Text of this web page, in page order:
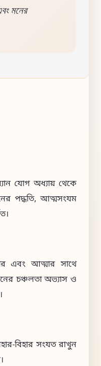
মনের
যোগ অধ্যায় থেকে
পদ্ধতি, আত্মসংযম
এবং আত্মার সাথে
চঞ্চলতা অভ্যাস ও
বিহার সংযত রাখুন